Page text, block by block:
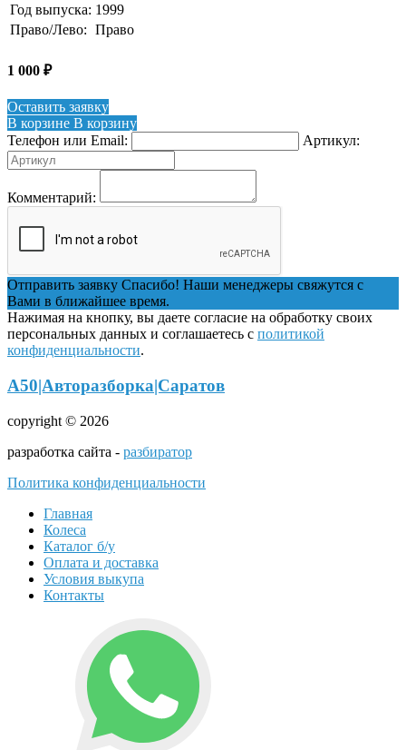
Год выпуска: 1999
Право/Лево: Право
1 000 ₽
Оставить заявку
В корзине В корзину
Телефон или Email:
Артикул:
Комментарий:
Отправить заявку Спасибо! Наши менеджеры свяжутся с
Вами в ближайшее время.
Нажимая на кнопку, вы даете согласие на обработку своих
персональных данных и соглашаетесь с политикой
конфиденциальности.
А50|Авторазборка|Саратов
copyright © 2026
разработка сайта - разбиратор
Политика конфиденциальности
Главная
Колеса
Каталог б/у
Оплата и доставка
Условия выкупа
Контакты